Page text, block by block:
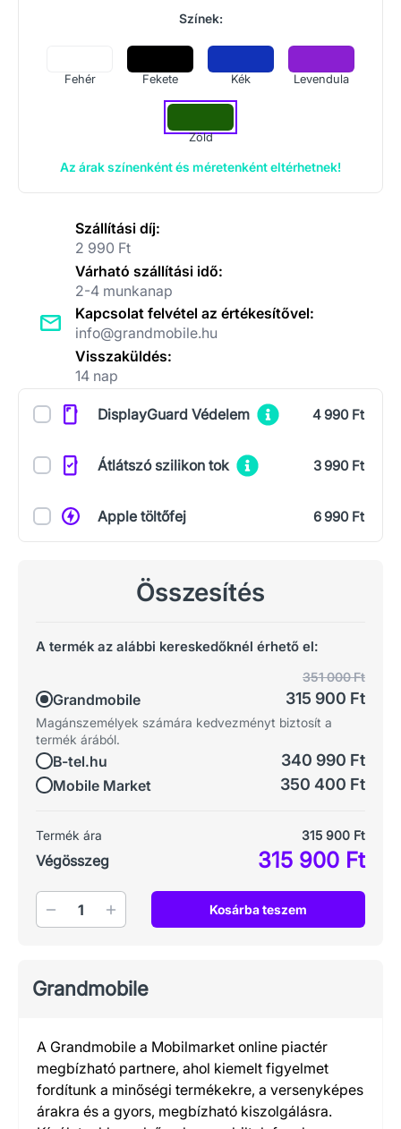
Színek:
Fehér Fekete Kék Levendula
Zöld
Az árak színenként és méretenként eltérhetnek!
Szállítási díj:
2 990 Ft
Várható szállítási idő:
2-4 munkanap
Kapcsolat felvétel az értékesítővel:
info@grandmobile.hu
Visszaküldés:
14 nap
KiegészítőkDisplayGuard Védelem 4 990 Ft
Átlátszó szilikon tok 3 990 Ft
Apple töltőfej 6 990 Ft
Összesítés
A termék az alábbi kereskedőknél érhető el:
Grandmobile
351 000 Ft
315 900 Ft
Magánszemélyek számára kedvezményt biztosít a
termék árából.
B-tel.hu 340 990 Ft
Mobile Market 350 400 Ft
Termék ára 315 900 Ft
Végösszeg 315 900 Ft
Mennyiség Kosárba teszem
Grandmobile
A Grandmobile a Mobilmarket online piactér
megbízható partnere, ahol kiemelt figyelmet
fordítunk a minőségi termékekre, a versenyképes
árakra és a gyors, megbízható kiszolgálásra.